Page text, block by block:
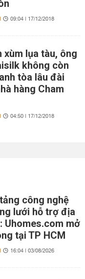
09:04 | 17/12/2018
xùm lụa tàu, ông
không còn
tòa lâu đài
hàng Cham
04:50 | 17/12/2018
công nghệ
lưới hỗ trợ địa
Uhomes.com mở
tại TP HCM
16:04 | 03/08/2026